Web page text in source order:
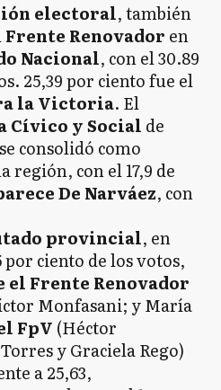
electoral, también
Frente Renovador en
Nacional, con el 30.89
25,39 por ciento fue el
la Victoria. El
Cívico y Social de
consolidó como
región, con el 17,9 de
De Narváez, con
provincial, en
por ciento de los votos,
Frente Renovador
Monfasani; y María
FpV (Héctor
y Graciela Rego)
a 25,63,